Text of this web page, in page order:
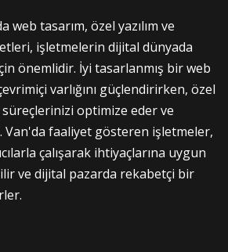
web tasarım, özel yazılım ve
işletmelerin dijital dünyada
önemlidir. İyi tasarlanmış bir web
varlığını güçlendirirken, özel
süreçlerinizi optimize eder ve
Van'da faaliyet gösteren işletmeler,
çalışarak ihtiyaçlarına uygun
ve dijital pazarda rekabetçi bir